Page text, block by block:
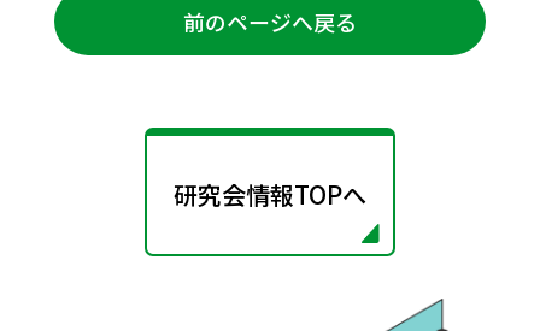
前のページへ戻る
研究会情報TOPへ